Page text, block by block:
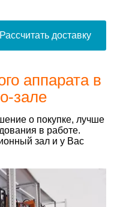
Рассчитать доставку
аппарата в
зале
о покупке, лучше
в работе.
зал и у Вас